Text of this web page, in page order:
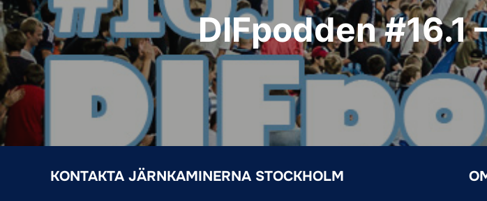
DIFpodden #16.1
KONTAKTA JÄRNKAMINERNA STOCKHOLM